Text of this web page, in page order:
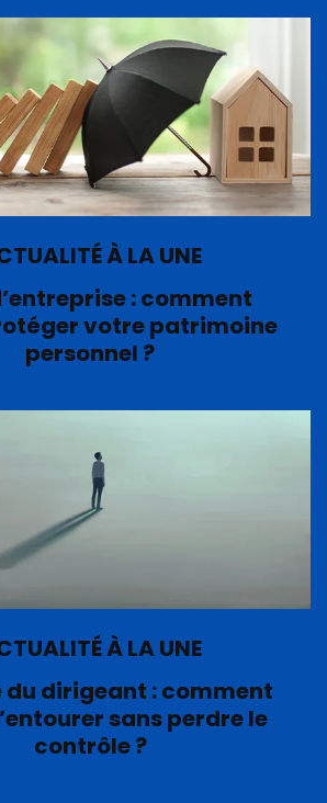
À LA UNE
: comment
votre patrimoine
personnel ?
À LA UNE
du dirigeant : comment
sans perdre le
contrôle ?